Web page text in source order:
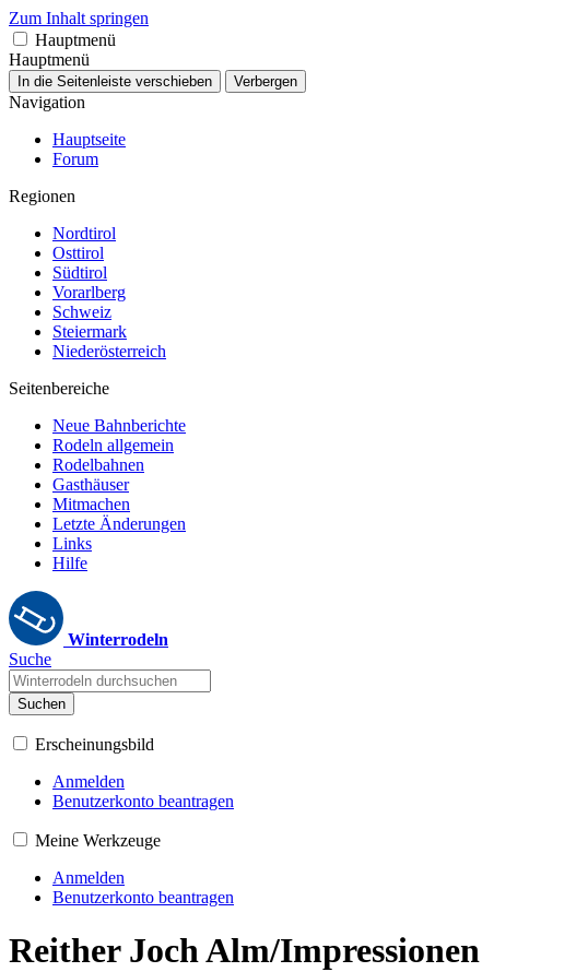
Zum Inhalt springen
Hauptmenü
Hauptmenü
In die Seitenleiste verschieben Verbergen
Navigation
Hauptseite
Forum
Regionen
Nordtirol
Osttirol
Südtirol
Vorarlberg
Schweiz
Steiermark
Niederösterreich
Seitenbereiche
Neue Bahnberichte
Rodeln allgemein
Rodelbahnen
Gasthäuser
Mitmachen
Letzte Änderungen
Links
Hilfe
Winterrodeln
Suche
Suchen
Erscheinungsbild
Anmelden
Benutzerkonto beantragen
Meine Werkzeuge
Anmelden
Benutzerkonto beantragen
Reither Joch Alm/Impressionen